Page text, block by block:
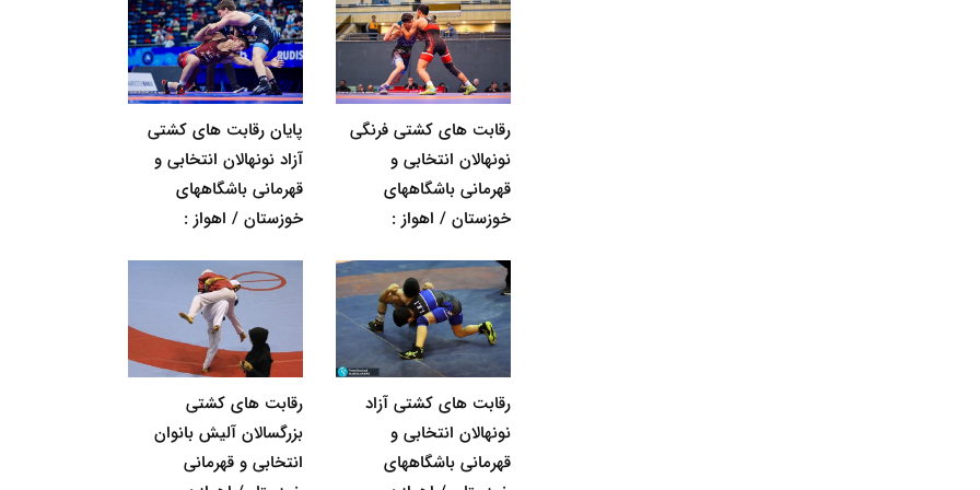
رقابت های کشتی فرنگی
نونهالان انتخابی و
قهرمانی باشگاههای
خوزستان / اهواز :
پایان رقابت های کشتی
آزاد نونهالان انتخابی و
قهرمانی باشگاههای
خوزستان / اهواز :
رقابت های کشتی آزاد
نونهالان انتخابی و
قهرمانی باشگاههای
رقابت های کشتی
بزرگسالان آلیش بانوان
انتخابی و قهرمانی